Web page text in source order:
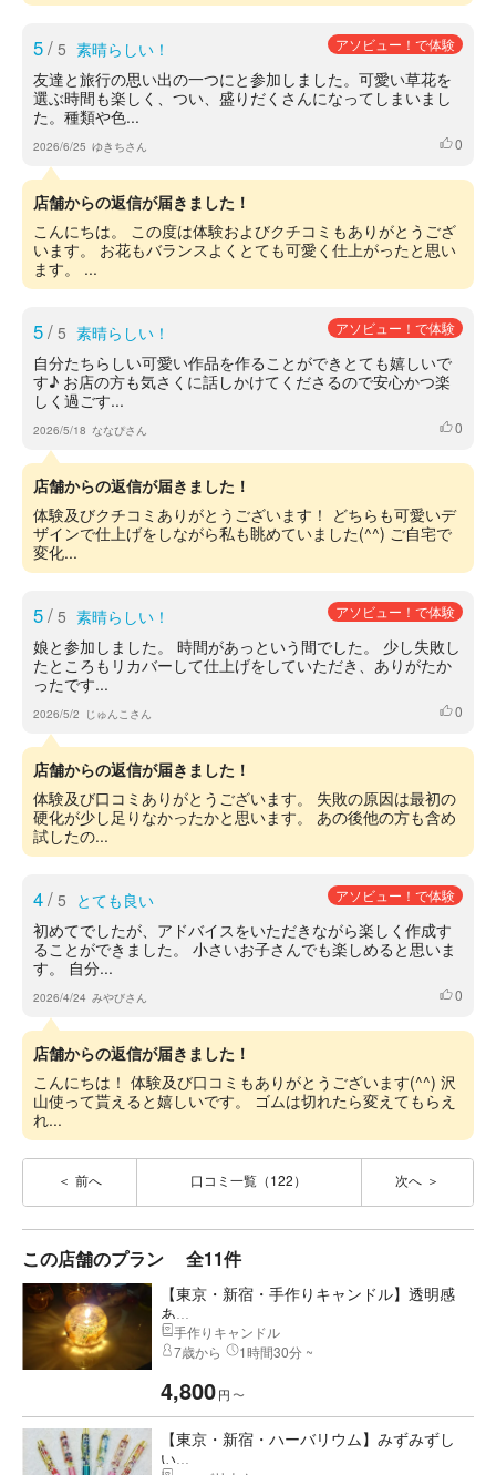
5/ 5 素晴らしい！ アソビュー！で体験
友達と旅行の思い出の一つにと参加しました。可愛い草花を
選ぶ時間も楽しく、つい、盛りだくさんになってしまいまし
た。種類や色...
2026/6/25 ゆきちさん いいね
0
店舗からの返信が届きました！
こんにちは。 この度は体験およびクチコミもありがとうござ
います。 お花もバランスよくとても可愛く仕上がったと思い
ます。 ...
5/ 5 素晴らしい！ アソビュー！で体験
自分たちらしい可愛い作品を作ることができとても嬉しいで
す♪ お店の方も気さくに話しかけてくださるので安心かつ楽
しく過ごす...
2026/5/18 ななぴさん いいね
0
店舗からの返信が届きました！
体験及びクチコミありがとうございます！ どちらも可愛いデ
ザインで仕上げをしながら私も眺めていました(^^) ご自宅で
変化...
5/ 5 素晴らしい！ アソビュー！で体験
娘と参加しました。 時間があっという間でした。 少し失敗し
たところもリカバーして仕上げをしていただき、ありがたか
ったです...
2026/5/2 じゅんこさん いいね
0
店舗からの返信が届きました！
体験及び口コミありがとうございます。 失敗の原因は最初の
硬化が少し足りなかったかと思います。 あの後他の方も含め
試したの...
4/ 5 とても良い アソビュー！で体験
初めてでしたが、アドバイスをいただきながら楽しく作成す
ることができました。 小さいお子さんでも楽しめると思いま
す。 自分...
2026/4/24 みやびさん いいね
0
店舗からの返信が届きました！
こんにちは！ 体験及び口コミもありがとうございます(^^) 沢
山使って貰えると嬉しいです。 ゴムは切れたら変えてもらえ
れ...
前へ 口コミ一覧（122） 次へ
この店舗のプラン 全11件
【東京・新宿・手作りキャンドル】透明感
あ...
手作りキャンドル
7歳から
1時間30分 ~
4,800円 〜
【東京・新宿・ハーバリウム】みずみずし
い...